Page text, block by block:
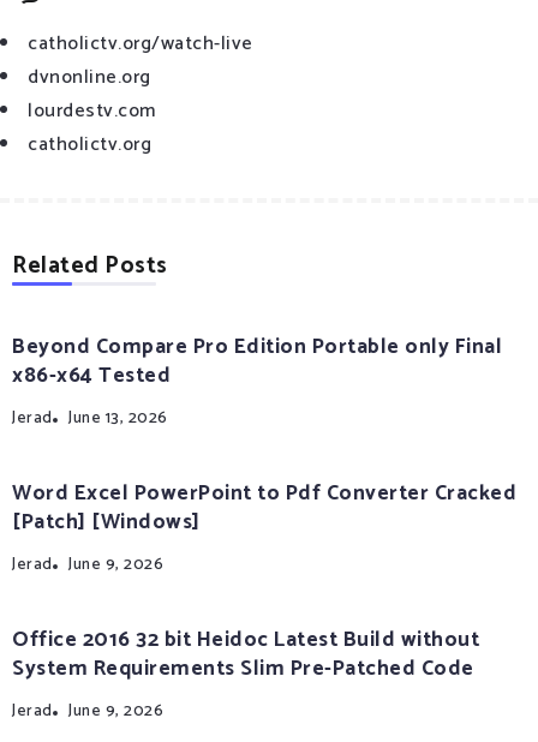
catholictv.org/watch-live
dvnonline.org
lourdestv.com
catholictv.org
Related Posts
Beyond Compare Pro Edition Portable only Final
x86-x64 Tested
Jerad June 13, 2026
Word Excel PowerPoint to Pdf Converter Cracked
[Patch] [Windows]
Jerad June 9, 2026
Office 2016 32 bit Heidoc Latest Build without
System Requirements Slim Pre-Patched Code
Jerad June 9, 2026